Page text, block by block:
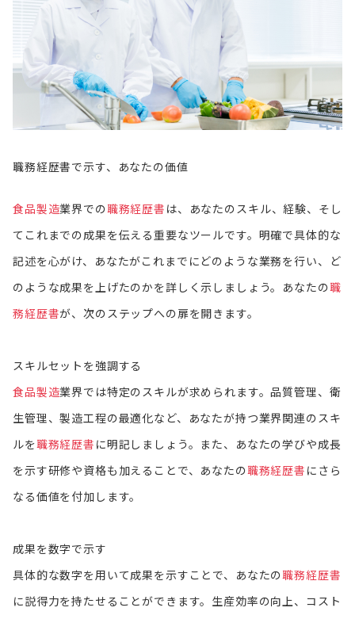
職務経歴書で示す、あなたの価値
食品製造業界での職務経歴書 は、あなたのスキル、経験、そし
てこれまでの成果を伝える重要なツールです。明確で具体的な
記述を心がけ、あなたがこれまでにどのような業務を行い、ど
のような成果を上げたのかを詳しく示しましょう。あなたの職
務経歴書が、次のステップへの扉を開きます。
スキルセットを強調する
食品製造業界では特定のスキルが求められます。品質管理、衛
生管理、製造工程の最適化など、あなたが持つ業界関連のスキ
ルを職務経歴書 に明記しましょう。また、あなたの学びや成長
を示す研修や資格も加えることで、あなたの職務経歴書 にさら
なる価値を付加します。
成果を数字で示す
具体的な数字を用いて成果を示すことで、あなたの職務経歴書
に説得力を持たせることができます。生産効率の向上、コスト